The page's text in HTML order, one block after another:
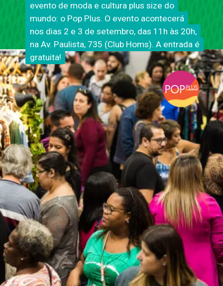
evento de moda e cultura plus size do
mundo: o Pop Plus. O evento acontecerá
nos dias 2 e 3 de setembro, das 11h às 20h,
na Av. Paulista, 735 (Club Homs). A entrada é
gratuita!
evento de moda e cultura plus size do
mundo: o Pop Plus. O evento acontecerá
nos dias 2 e 3 de setembro, das 11h às 20h,
na Av. Paulista, 735 (Club Homs). A entrada é
gratuita!